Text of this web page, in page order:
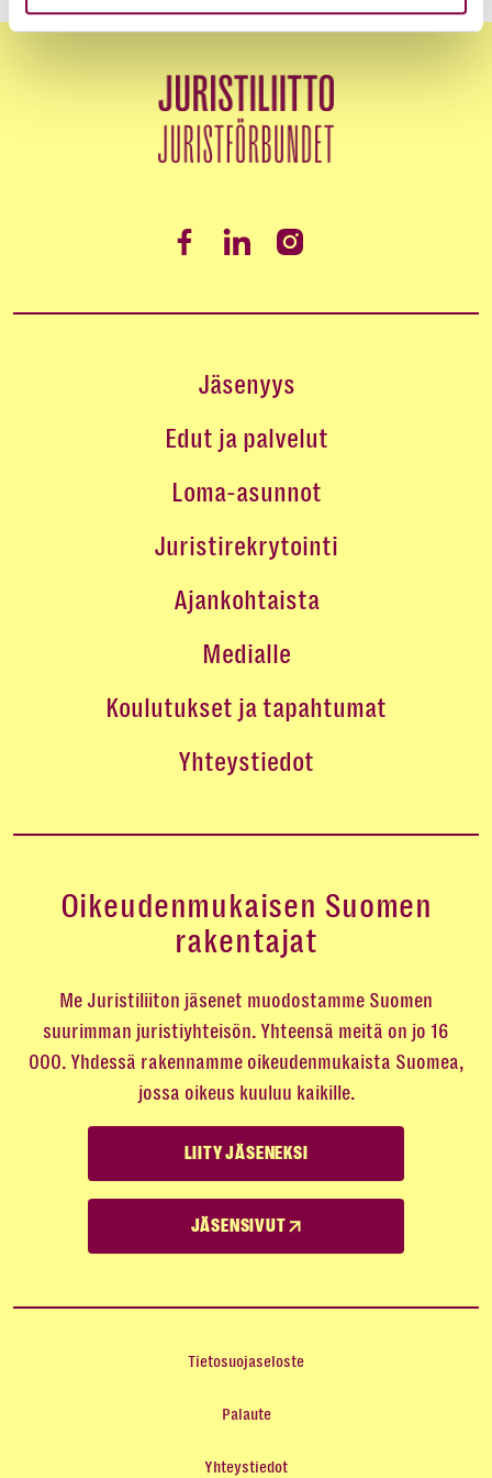
Jäsenyys
Edut ja palvelut
Loma-asunnot
Juristirekrytointi
Ajankohtaista
Medialle
Koulutukset ja tapahtumat
Yhteystiedot
Oikeudenmukaisen Suomen
rakentajat
Me Juristiliiton jäsenet muodostamme Suomen
suurimman juristiyhteisön. Yhteensä meitä on jo 16
000. Yhdessä rakennamme oikeudenmukaista Suomea,
jossa oikeus kuuluu kaikille.
LIITY JÄSENEKSI
JÄSENSIVUT
Tietosuojaseloste
Palaute
Yhteystiedot